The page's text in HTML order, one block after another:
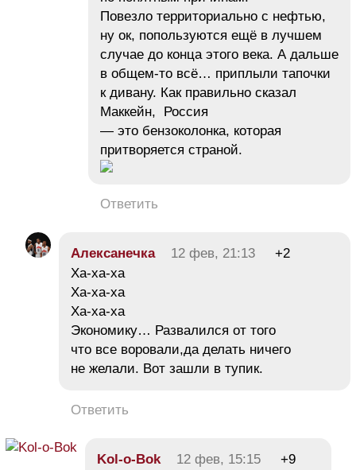
Повезло территориально с нефтью,
ну ок, попользуются ещё в лучшем
случае до конца этого века. А дальше
в общем-то всё… приплыли тапочки
к дивану. Как правильно сказал
Маккейн, Россия
— это бензоколонка, которая
притворяется страной.
Ответить
Алексанечка 12 фев, 21:13
+2
Ха-ха-ха
Ха-ха-ха
Ха-ха-ха
Экономику… Развалился от того
что все воровали,да делать ничего
не желали. Вот зашли в тупик.
Ответить
Kol-o-Bok 12 фев, 15:15
+9